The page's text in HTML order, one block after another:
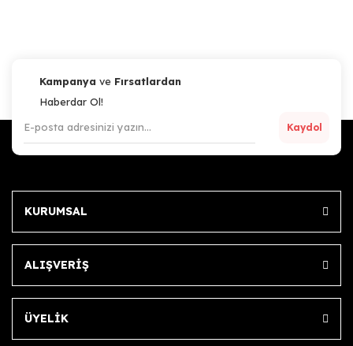
Kampanya ve Fırsatlardan
Haberdar Ol!
Kaydol
KURUMSAL
ALIŞVERİŞ
ÜYELİK